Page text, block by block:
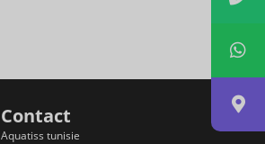
Contact
Aquatiss tunisie